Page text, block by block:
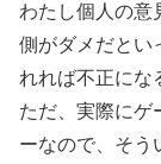
わたし個人の意
側がダメだとい
れれば不正にな
ただ、実際にゲ
ーなので、そう